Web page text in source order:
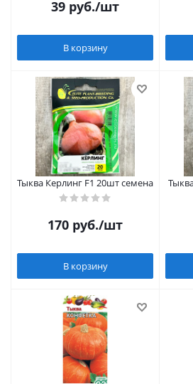
39 руб./шт
В корзину
Тыква Керлинг F1 20шт семена
170 руб./шт
В корзину